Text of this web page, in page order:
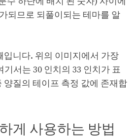
되므로 되풀이되는 테마를 알
입니다. 위의 이미지에서 가장
서는 30 인치의 33 인치가 표
양질의 테이프 측정 값에 존재합
게 사용하는 방법